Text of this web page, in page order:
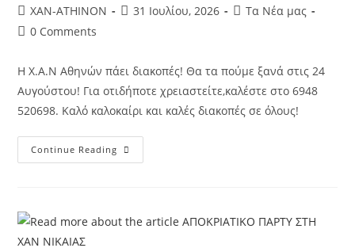
XAN-ATHINON 31 Ιουλίου, 2026
Τα Νέα μας
0 Comments
Η Χ.Α.Ν Αθηνών πάει διακοπές! Θα τα πούμε ξανά στις 24
Αυγούστου! Για οτιδήποτε χρειαστείτε,καλέστε στο 6948
520698. Καλό καλοκαίρι και καλές διακοπές σε όλους!
Continue Reading